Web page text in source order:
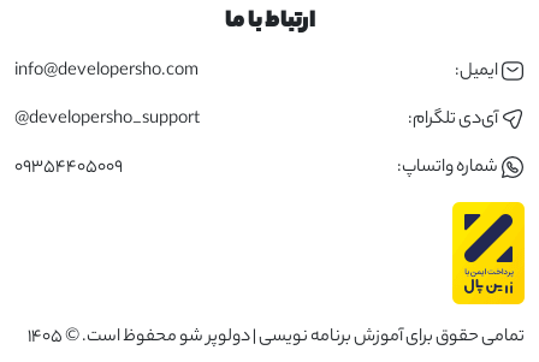
ارتباط با ما
ایمیل:
info@developersho.com
آی‌دی تلگرام:
developersho_support@
شماره واتساپ:
09354405009
تمامی حقوق برای آموزش برنامه نویسی | دولوپر شو محفوظ است. © 1405